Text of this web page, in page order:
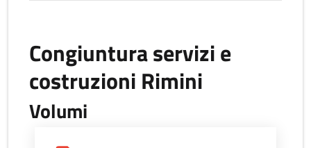
Congiuntura servizi e
costruzioni Rimini
Volumi